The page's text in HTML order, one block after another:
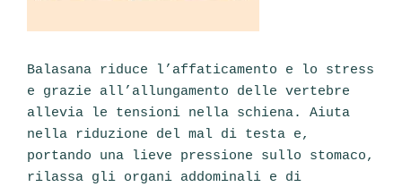
Balasana riduce l’affaticamento e lo stress
e grazie all’allungamento delle vertebre
allevia le tensioni nella schiena. Aiuta
nella riduzione del mal di testa e,
portando una lieve pressione sullo stomaco,
rilassa gli organi addominali e di